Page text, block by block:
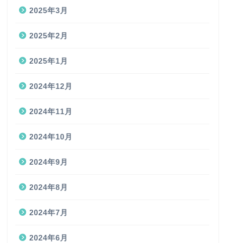
2025年3月
2025年2月
2025年1月
2024年12月
2024年11月
2024年10月
2024年9月
2024年8月
2024年7月
2024年6月